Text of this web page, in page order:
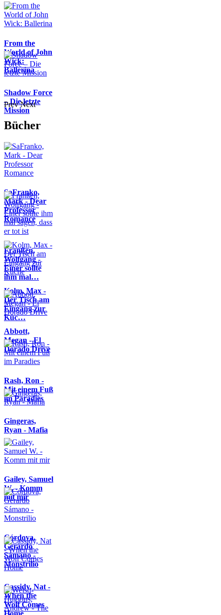
From the
World of John
Wick:
Ballerina
Shadow Force
– Die letzte
Mission
Prev Next
Bücher
SaFranko,
Mark - Dear
Professor
Romance
Franßen,
Wolfgang -
Einer sollte
ihm mal…
Kolm, Max -
Der Tisch am
Eingang zur
Küc…
Abbott,
Megan - El
Dorado Drive
Rash, Ron -
Mit einem Fuß
im Paradies
Gingeras,
Ryan - Mafia
Gailey, Samuel
W. - Komm
mit mir
Córdova,
Gerardo
Sámano -
Monstrilio
Cassidy, Nat -
When the
Wolf Comes